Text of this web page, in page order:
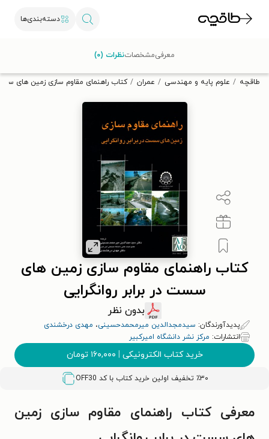
دسته‌بندی‌ها
تخفیف از طاقچه دریافت کن.
طاقچه علوم پایه و مهندسی عمران کتاب راهنمای مقاوم سازی زمین های سست
کتاب راهنمای مقاوم سازی زمین های
سست در برابر روانگرایی
بدون نظر
پدیدآورندگان: سیدمجدالدین میرمحمدحسینی، مهدی درخشندی
انتشارات: مرکز نشر دانشگاه امیرکبیر
خرید کتاب الکترونیکی | ۱۶۰,۰۰۰ تومان
٪۳۰ تخفیف اولین خرید کتاب با کد OFF30
معرفیمشخصاتنظرات (۰)
معرفی کتاب راهنمای مقاوم سازی زمین